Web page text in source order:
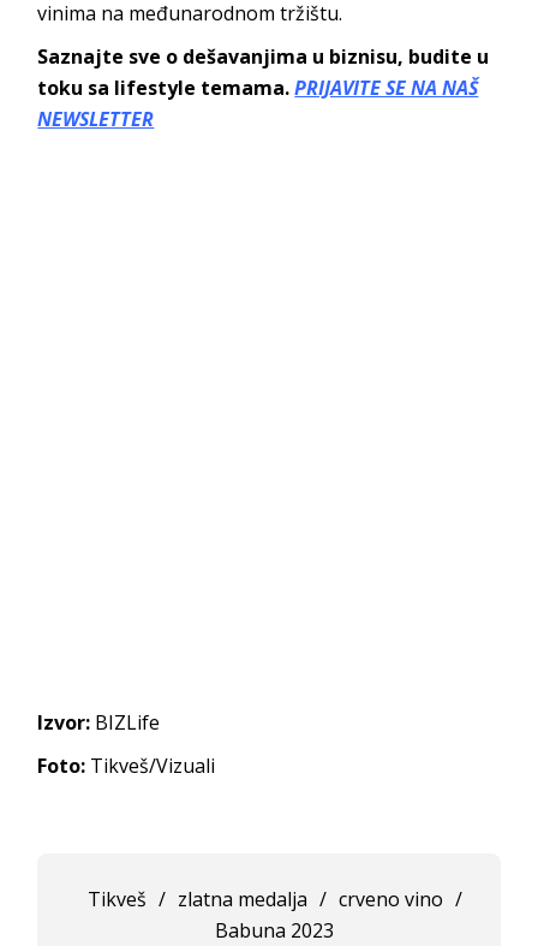
vinima na međunarodnom tržištu.
Saznajte sve o dešavanjima u biznisu, budite u
toku sa lifestyle temama.PRIJAVITE SE NA NAŠ
NEWSLETTER
Izvor: BIZLife
Foto: Tikveš/Vizuali
Tikveš / zlatna medalja / crveno vino /
Babuna 2023